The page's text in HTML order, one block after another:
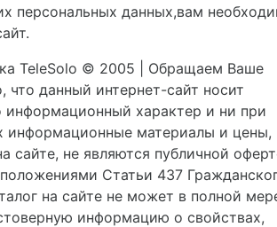
персональных данных,вам
TeleSolo © 2005 | Обращаем Ваше
что данный интернет-сайт носит
информационный характер и ни при
информационные материалы и цены,
сайте, не являются публичной
Статьи 437
на сайте не может в полной
информацию о свойствах,